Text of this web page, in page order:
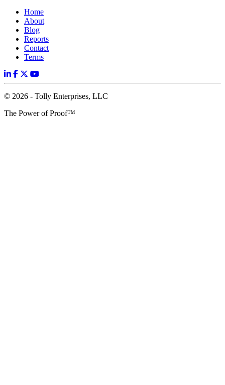
Home
About
Blog
Reports
Contact
Terms
© 2026 - Tolly Enterprises, LLC
The Power of Proof™